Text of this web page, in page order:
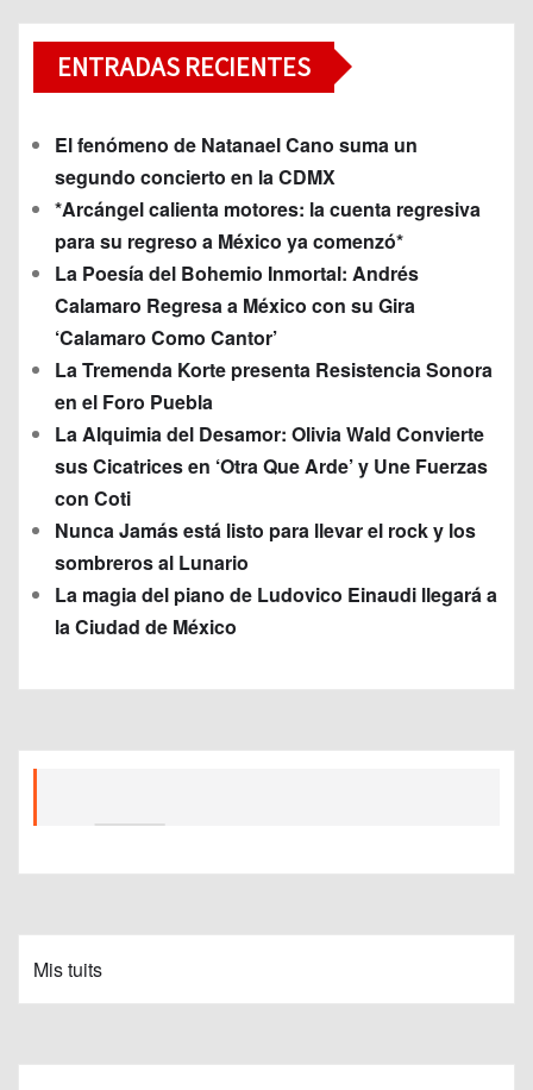
ENTRADAS RECIENTES
El fenómeno de Natanael Cano suma un
segundo concierto en la CDMX
*Arcángel calienta motores: la cuenta regresiva
para su regreso a México ya comenzó*
La Poesía del Bohemio Inmortal: Andrés
Calamaro Regresa a México con su Gira
‘Calamaro Como Cantor’
La Tremenda Korte presenta Resistencia Sonora
en el Foro Puebla
La Alquimia del Desamor: Olivia Wald Convierte
sus Cicatrices en ‘Otra Que Arde’ y Une Fuerzas
con Coti
Nunca Jamás está listo para llevar el rock y los
sombreros al Lunario
La magia del piano de Ludovico Einaudi llegará a
la Ciudad de México
Mis tuits